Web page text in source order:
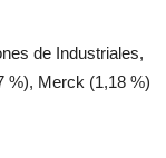
de Industriales,
%), Merck (1,18 %)